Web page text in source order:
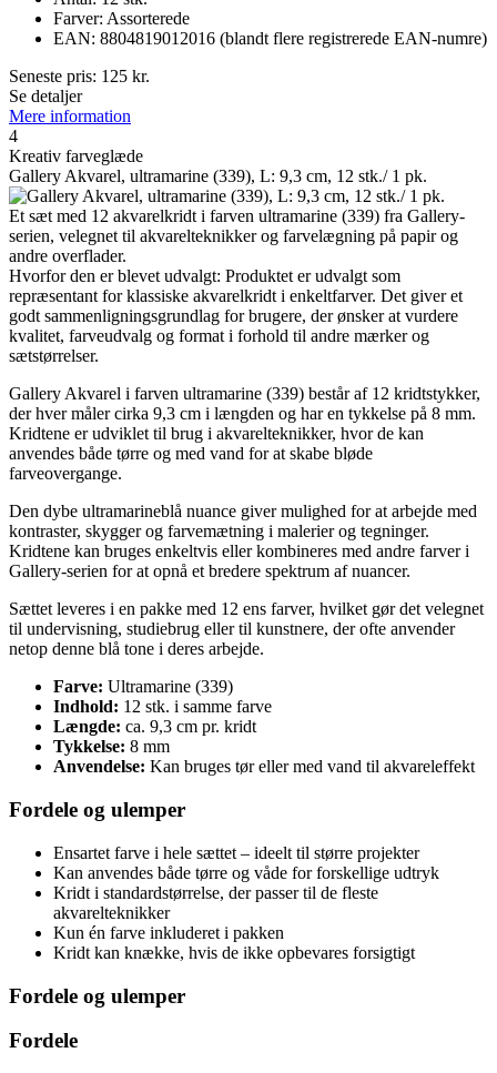
Farver: Assorterede
EAN: 8804819012016 (blandt flere registrerede EAN-numre)
Seneste pris: 125 kr.
Se detaljer
Mere information
4
Kreativ farveglæde
Gallery Akvarel, ultramarine (339), L: 9,3 cm, 12 stk./ 1 pk.
Et sæt med 12 akvarelkridt i farven ultramarine (339) fra Gallery-
serien, velegnet til akvarelteknikker og farvelægning på papir og
andre overflader.
Hvorfor den er blevet udvalgt: Produktet er udvalgt som
repræsentant for klassiske akvarelkridt i enkeltfarver. Det giver et
godt sammenligningsgrundlag for brugere, der ønsker at vurdere
kvalitet, farveudvalg og format i forhold til andre mærker og
sætstørrelser.
Gallery Akvarel i farven ultramarine (339) består af 12 kridtstykker,
der hver måler cirka 9,3 cm i længden og har en tykkelse på 8 mm.
Kridtene er udviklet til brug i akvarelteknikker, hvor de kan
anvendes både tørre og med vand for at skabe bløde
farveovergange.
Den dybe ultramarineblå nuance giver mulighed for at arbejde med
kontraster, skygger og farvemætning i malerier og tegninger.
Kridtene kan bruges enkeltvis eller kombineres med andre farver i
Gallery-serien for at opnå et bredere spektrum af nuancer.
Sættet leveres i en pakke med 12 ens farver, hvilket gør det velegnet
til undervisning, studiebrug eller til kunstnere, der ofte anvender
netop denne blå tone i deres arbejde.
Farve: Ultramarine (339)
Indhold: 12 stk. i samme farve
Længde: ca. 9,3 cm pr. kridt
Tykkelse: 8 mm
Anvendelse: Kan bruges tør eller med vand til akvareleffekt
Fordele og ulemper
Ensartet farve i hele sættet – ideelt til større projekter
Kan anvendes både tørre og våde for forskellige udtryk
Kridt i standardstørrelse, der passer til de fleste
akvarelteknikker
Kun én farve inkluderet i pakken
Kridt kan knække, hvis de ikke opbevares forsigtigt
Fordele og ulemper
Fordele